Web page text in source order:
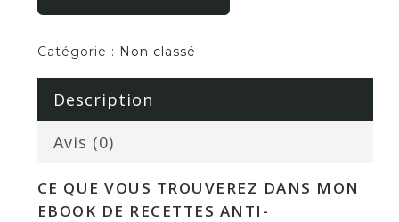
Catégorie : Non classé
Description
Avis (0)
CE QUE VOUS TROUVEREZ DANS MON
EBOOK DE RECETTES ANTI-